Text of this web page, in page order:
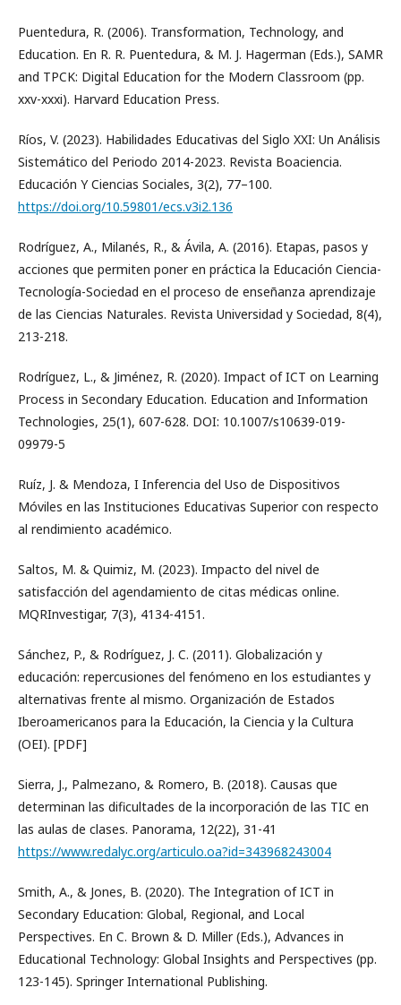
Puentedura, R. (2006). Transformation, Technology, and
Education. En R. R. Puentedura, & M. J. Hagerman (Eds.), SAMR
and TPCK: Digital Education for the Modern Classroom (pp.
xxv-xxxi). Harvard Education Press.
Ríos, V. (2023). Habilidades Educativas del Siglo XXI: Un Análisis
Sistemático del Periodo 2014-2023. Revista Boaciencia.
Educación Y Ciencias Sociales, 3(2), 77–100.
https://doi.org/10.59801/ecs.v3i2.136
Rodríguez, A., Milanés, R., & Ávila, A. (2016). Etapas, pasos y
acciones que permiten poner en práctica la Educación Ciencia-
Tecnología-Sociedad en el proceso de enseñanza aprendizaje
de las Ciencias Naturales. Revista Universidad y Sociedad, 8(4),
213-218.
Rodríguez, L., & Jiménez, R. (2020). Impact of ICT on Learning
Process in Secondary Education. Education and Information
Technologies, 25(1), 607-628. DOI: 10.1007/s10639-019-
09979-5
Ruíz, J. & Mendoza, I Inferencia del Uso de Dispositivos
Móviles en las Instituciones Educativas Superior con respecto
al rendimiento académico.
Saltos, M. & Quimiz, M. (2023). Impacto del nivel de
satisfacción del agendamiento de citas médicas online.
MQRInvestigar, 7(3), 4134-4151.
Sánchez, P., & Rodríguez, J. C. (2011). Globalización y
educación: repercusiones del fenómeno en los estudiantes y
alternativas frente al mismo. Organización de Estados
Iberoamericanos para la Educación, la Ciencia y la Cultura
(OEI). [PDF]
Sierra, J., Palmezano, & Romero, B. (2018). Causas que
determinan las dificultades de la incorporación de las TIC en
las aulas de clases. Panorama, 12(22), 31-41
https://www.redalyc.org/articulo.oa?id=343968243004
Smith, A., & Jones, B. (2020). The Integration of ICT in
Secondary Education: Global, Regional, and Local
Perspectives. En C. Brown & D. Miller (Eds.), Advances in
Educational Technology: Global Insights and Perspectives (pp.
123-145). Springer International Publishing.